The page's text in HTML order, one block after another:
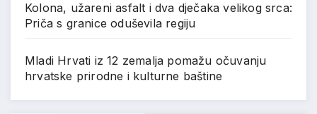
Kolona, užareni asfalt i dva dječaka velikog srca:
Priča s granice oduševila regiju
Mladi Hrvati iz 12 zemalja pomažu očuvanju
hrvatske prirodne i kulturne baštine